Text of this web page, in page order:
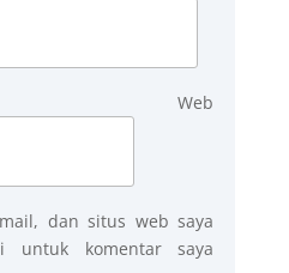
Web
dan situs web saya
untuk komentar saya